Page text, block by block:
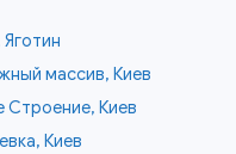
массив, Киев
Строение, Киев
Киев